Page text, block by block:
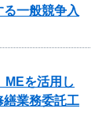
一般競争入
MEを活用し
繕業務委託工